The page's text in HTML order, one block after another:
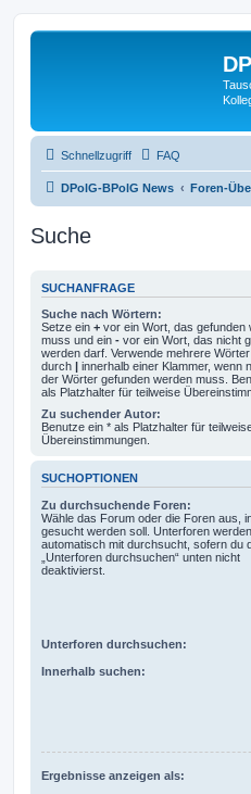
Schnellzugriff FAQ
DPolG-BPolG News Foren-
Suche
SUCHANFRAGE
Suche nach Wörtern:
Setze ein + vor ein Wort, das gefunden
muss und ein - vor ein Wort, das nicht
werden darf. Verwende mehrere
durch | innerhalb einer Klammer, wenn
der Wörter gefunden werden muss.
als Platzhalter für teilweise
Zu suchender Autor:
Benutze ein * als Platzhalter für
Übereinstimmungen.
SUCHOPTIONEN
Zu durchsuchende Foren:
Wähle das Forum oder die Foren aus,
gesucht werden soll. Unterforen werden
automatisch mit durchsucht, sofern du
„Unterforen durchsuchen“ unten nicht
deaktivierst.
Unterforen durchsuchen:
Innerhalb suchen:
Ergebnisse anzeigen als: